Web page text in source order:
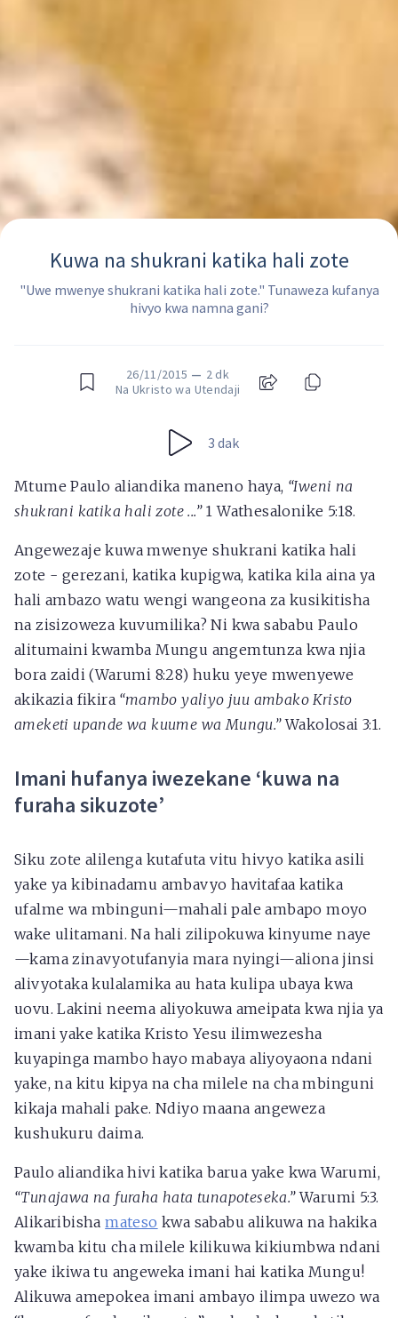
Kuwa na shukrani katika hali zote
"Uwe mwenye shukrani katika hali zote." Tunaweza kufanya
hivyo kwa namna gani?
26/11/2015 — 2 dk
Na Ukristo wa Utendaji
3 dak
Mtume Paulo aliandika maneno haya, “Iweni na
shukrani katika hali zote ...” 1 Wathesalonike 5:18.
Angewezaje kuwa mwenye shukrani katika hali
zote - gerezani, katika kupigwa, katika kila aina ya
hali ambazo watu wengi wangeona za kusikitisha
na zisizoweza kuvumilika? Ni kwa sababu Paulo
alitumaini kwamba Mungu angemtunza kwa njia
bora zaidi (Warumi 8:28) huku yeye mwenyewe
akikazia fikira “mambo yaliyo juu ambako Kristo
ameketi upande wa kuume wa Mungu.”Wakolosai 3:1.
Imani hufanya iwezekane ‘kuwa na
furaha sikuzote’
Siku zote alilenga kutafuta vitu hivyo katika asili
yake ya kibinadamu ambavyo havitafaa katika
ufalme wa mbinguni—mahali pale ambapo moyo
wake ulitamani. Na hali zilipokuwa kinyume naye
—kama zinavyotufanyia mara nyingi—aliona jinsi
alivyotaka kulalamika au hata kulipa ubaya kwa
uovu. Lakini neema aliyokuwa ameipata kwa njia ya
imani yake katika Kristo Yesu ilimwezesha
kuyapinga mambo hayo mabaya aliyoyaona ndani
yake, na kitu kipya na cha milele na cha mbinguni
kikaja mahali pake. Ndiyo maana angeweza
kushukuru daima.
Paulo aliandika hivi katika barua yake kwa Warumi,
“Tunajawa na furaha hata tunapoteseka.”Warumi 5:3.
Alikaribishamateso kwa sababu alikuwa na hakika
kwamba kitu cha milele kilikuwa kikiumbwa ndani
yake ikiwa tu angeweka imani hai katika Mungu!
Alikuwa amepokea imani ambayo ilimpa uwezo wa